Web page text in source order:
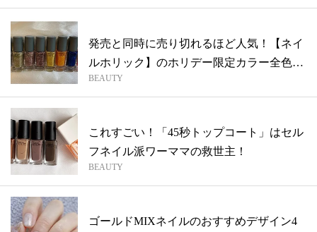
発売と同時に売り切れるほど人気！【ネイ
ルホリック】のホリデー限定カラー全色見
せま...
BEAUTY
これすごい！「45秒トップコート」はセル
フネイル派ワーママの救世主！
BEAUTY
ゴールドMIXネイルのおすすめデザイン4